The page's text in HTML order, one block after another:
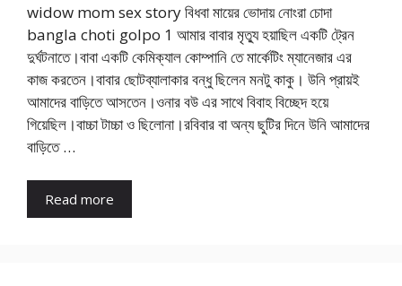
widow mom sex story বিধবা মায়ের ভোদায় নোংরা চোদা
bangla choti golpo 1 আমার বাবার মৃত্যু হয়াছিল একটি ট্রেন
দুর্ঘটনাতে।বাবা একটি কেমিক্যাল কোম্পানি তে মার্কেটিং ম্যানেজার এর
কাজ করতেন।বাবার ছোটব্যালাকার বন্ধু ছিলেন মনটু কাকু। উনি প্রায়ই
আমাদের বাড়িতে আসতেন।ওনার বউ এর সাথে বিবাহ বিচ্ছেদ হয়ে
গিয়েছিল।বাচ্চা টাচ্চা ও ছিলোনা।রবিবার বা অন্য ছুটির দিনে উনি আমাদের
বাড়িতে …
Read more